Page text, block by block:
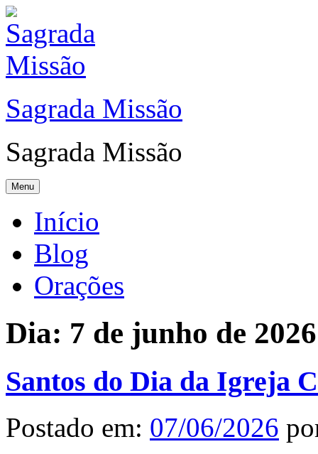
Sagrada Missão
Sagrada Missão
Menu
Início
Blog
Orações
Dia: 7 de junho de 2026
Santos do Dia da Igreja
Postado em: 07/06/2026